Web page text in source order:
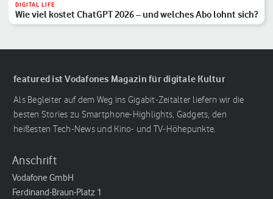
DIGITAL LIFE
Wie viel kostet ChatGPT 2026 – und welches Abo lohnt sich?
featured ist Vodafones Magazin für digitale Kultur
Als Begleiter auf dem Weg ins Gigabit-Zeitalter liefern wir die
besten Stories zu Smartphone-Highlights, Gadgets, den
heißesten Tech-News und Kino- und TV-Höhepunkte.
Anschrift
Vodafone GmbH
Ferdinand-Braun-Platz 1